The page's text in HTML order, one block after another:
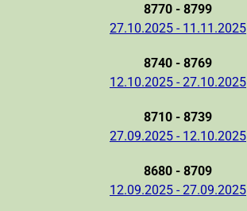
8770 - 8799
27.10.2025 - 11.11.2025
8740 - 8769
12.10.2025 - 27.10.2025
8710 - 8739
27.09.2025 - 12.10.2025
8680 - 8709
12.09.2025 - 27.09.2025